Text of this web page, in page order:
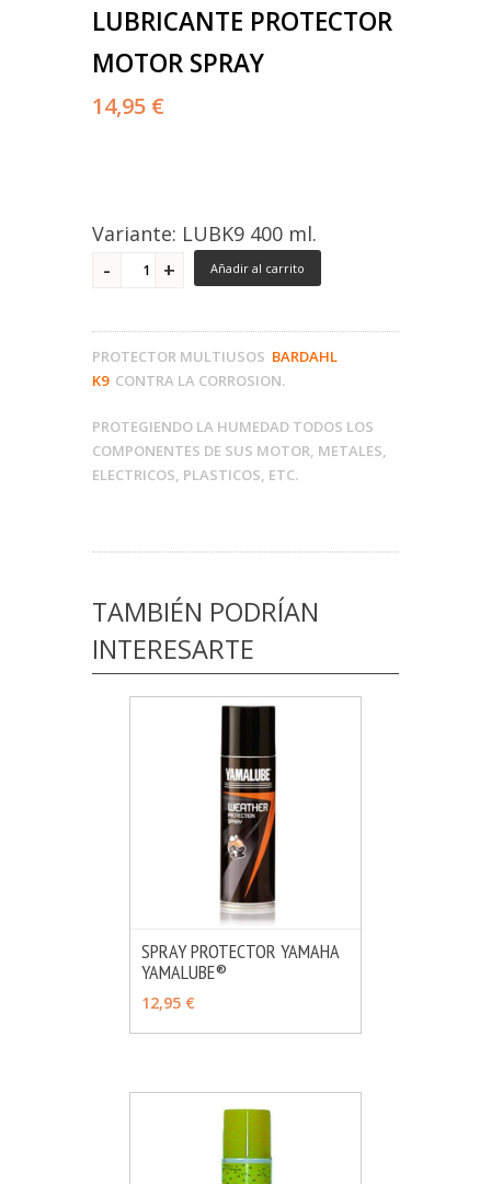
LUBRICANTE PROTECTOR
MOTOR SPRAY
14,95 €
Variante: LUBK9 400 ml.
Añadir al carrito
PROTECTOR MULTIUSOS BARDAHL
K9 CONTRA LA CORROSION.
PROTEGIENDO LA HUMEDAD TODOS LOS
COMPONENTES DE SUS MOTOR, METALES,
ELECTRICOS, PLASTICOS, ETC.
TAMBIÉN PODRÍAN
INTERESARTE
AÑADIR
SPRAY PROTECTOR YAMAHA
YAMALUBE®
12,95 €